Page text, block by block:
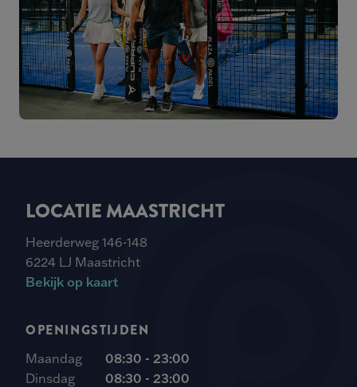
LOCATIE MAASTRICHT
Heerderweg 146-148
6224 LJ Maastricht
Bekijk op kaart
OPENINGSTIJDEN
Maandag
08:30 - 23:00
Dinsdag
08:30 - 23:00